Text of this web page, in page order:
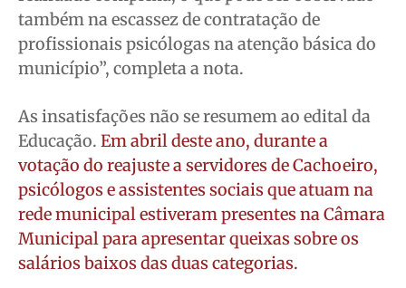
também na escassez de contratação de
profissionais psicólogas na atenção básica do
município”, completa a nota.
As insatisfações não se resumem ao edital da
Educação. Em abril deste ano, durante a
votação do reajuste a servidores de Cachoeiro,
psicólogos e assistentes sociais que atuam na
rede municipal estiveram presentes na Câmara
Municipal para apresentar queixas sobre os
salários baixos das duas categorias.